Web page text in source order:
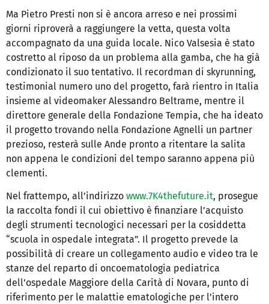
Ma Pietro Presti non si è ancora arreso e nei prossimi
giorni riproverà a raggiungere la vetta, questa volta
accompagnato da una guida locale. Nico Valsesia è stato
costretto al riposo da un problema alla gamba, che ha già
condizionato il suo tentativo. Il recordman di skyrunning,
testimonial numero uno del progetto, farà rientro in Italia
insieme al videomaker Alessandro Beltrame, mentre il
direttore generale della Fondazione Tempia, che ha ideato
il progetto trovando nella Fondazione Agnelli un partner
prezioso, resterà sulle Ande pronto a ritentare la salita
non appena le condizioni del tempo saranno appena più
clementi.
Nel frattempo, all’indirizzo www.7K4thefuture.it, prosegue
la raccolta fondi il cui obiettivo è finanziare l’acquisto
degli strumenti tecnologici necessari per la cosiddetta
“scuola in ospedale integrata”. Il progetto prevede la
possibilità di creare un collegamento audio e video tra le
stanze del reparto di oncoematologia pediatrica
dell’ospedale Maggiore della Carità di Novara, punto di
riferimento per le malattie ematologiche per l’intero